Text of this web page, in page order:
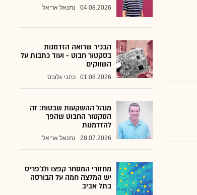
04.08.2026 נתנאל אריאל
הבכיר שרואה הזדמנות
בסקטור חבוט - ועוד כתבות על
השווקים
01.08.2026 כתבי גלובס
מנהל ההשקעות שבטוח: זה
הסקטור החבוט שהפך
להזדמנות
28.07.2026 נתנאל אריאל
מחזורי המסחר קפצו ולג'פריס
יש המלצה חמה על הבורסה
בתל אביב